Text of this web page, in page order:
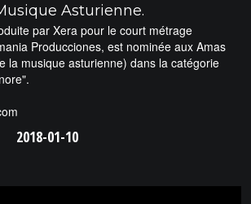
Asturienne.
par Xera pour le court métrage
Producciones, est nominée aux Amas
la musique asturienne) dans la catégorie
2018-01-10